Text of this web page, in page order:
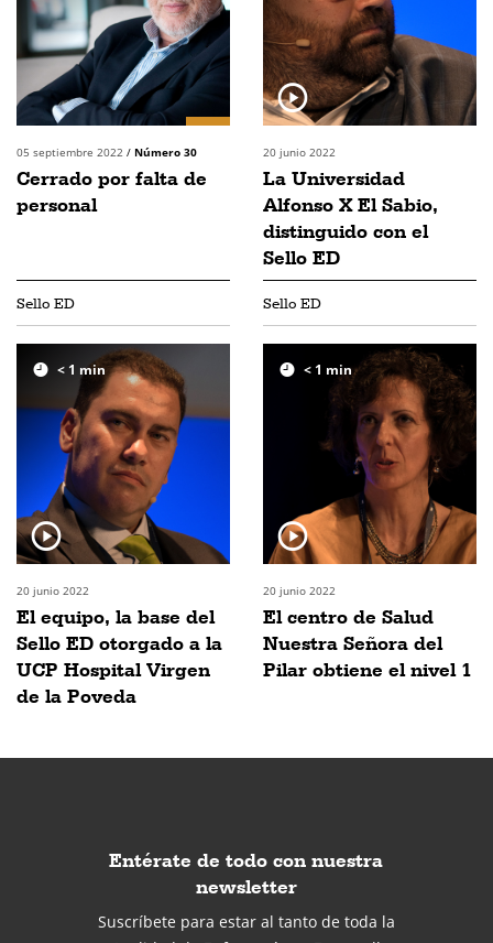
05 septiembre 2022 / Número 30
Cerrado por falta de
personal
20 junio 2022
La Universidad
Alfonso X El Sabio,
distinguido con el
Sello ED
Sello ED
< 1 min
20 junio 2022
El equipo, la base del
Sello ED otorgado a la
UCP Hospital Virgen
de la Poveda
Sello ED
< 1 min
20 junio 2022
El centro de Salud
Nuestra Señora del
Pilar obtiene el nivel 1
Entérate de todo con nuestra
newsletter
Suscríbete para estar al tanto de toda la